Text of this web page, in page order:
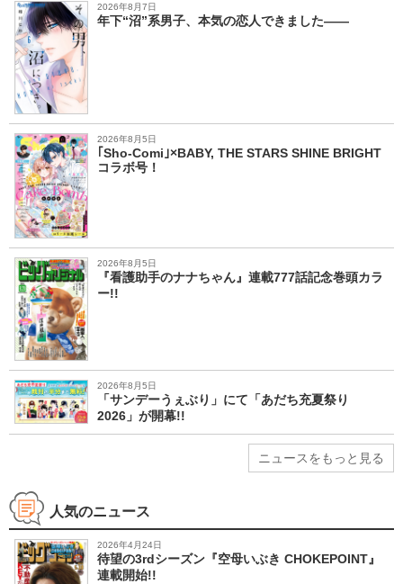
2026年8月7日
年下“沼”系男子、本気の恋人できました――
2026年8月5日
｢Sho-Comi｣×BABY, THE STARS SHINE BRIGHT
コラボ号！
2026年8月5日
『看護助手のナナちゃん』連載777話記念巻頭カラ
ー!!
2026年8月5日
「サンデーうぇぶり」にて「あだち充夏祭り
2026」が開幕!!
ニュースをもっと見る
人気のニュース
2026年4月24日
待望の3rdシーズン『空母いぶき CHOKEPOINT』
連載開始!!